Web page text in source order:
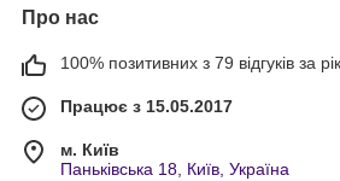
Про нас
100% позитивних з 79 відгуків за рік
Працює з 15.05.2017
м. Київ
Паньківська 18, Київ, Україна